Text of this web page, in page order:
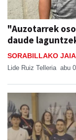
"Auzotarrek
daude
SORABILLAKO
Lide Ruiz Telleria abu